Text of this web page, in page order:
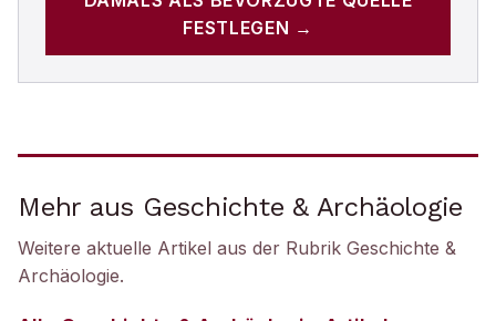
FESTLEGEN →
Mehr aus Geschichte & Archäologie
Weitere aktuelle Artikel aus der Rubrik Geschichte &
Archäologie.